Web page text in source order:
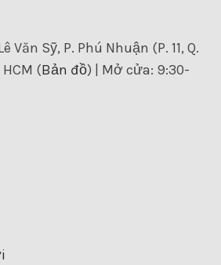
Văn Sỹ, P. Phú Nhuận (P. 11, Q.
(Bản đồ) | Mở cửa: 9:30-